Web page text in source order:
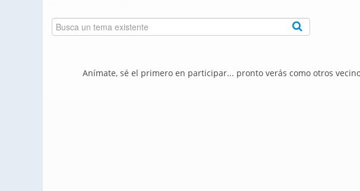
Anímate, sé el primero en participar... pronto verás como otros